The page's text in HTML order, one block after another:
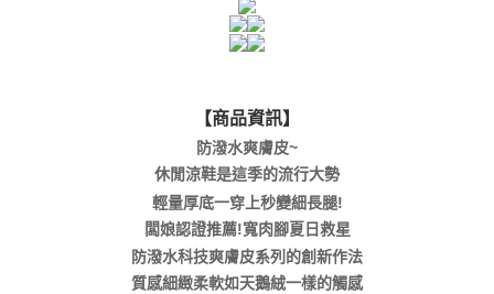
【商品資訊】
防潑水爽膚皮~
休閒涼鞋是這季的流行大勢
輕量厚底一穿上秒變細長腿!
闆娘認證推薦!寬肉腳夏日救星
防潑水科技爽膚皮系列的創新作法
質感細緻柔軟如天鵝絨一樣的觸感